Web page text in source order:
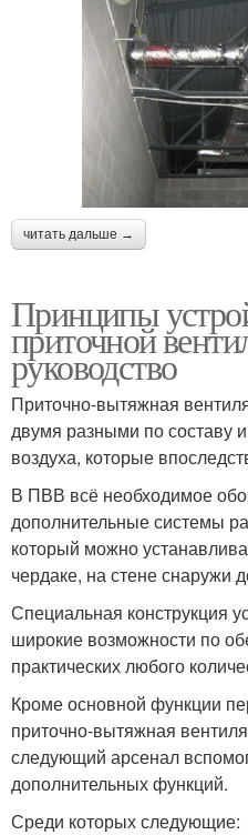
читать дальше →
Принципы
приточной
руководство
Приточно-вытяжная
двумя разными по составу
воздуха, которые
В ПВВ всё необходимое
дополнительные системы
который можно
чердаке, на стене снаружи
Специальная конструкция
широкие возможности по
практических любого
Кроме основной функции
приточно-вытяжная
следующий арсенал
дополнительных функций.
Среди которых следующие: